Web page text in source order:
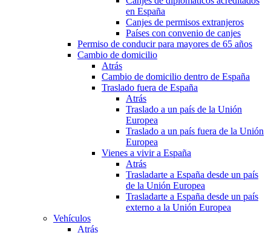
en España
Canjes de permisos extranjeros
Países con convenio de canjes
Permiso de conducir para mayores de 65 años
Cambio de domicilio
Atrás
Cambio de domicilio dentro de España
Traslado fuera de España
Atrás
Traslado a un país de la Unión
Europea
Traslado a un país fuera de la Unión
Europea
Vienes a vivir a España
Atrás
Trasladarte a España desde un país
de la Unión Europea
Trasladarte a España desde un país
externo a la Unión Europea
Vehículos
Atrás